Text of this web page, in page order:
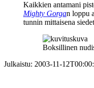
Kaikkien antamani
Mighty Gorgan loppu
tunnin mittaisena
Boksillinen
Julkaistu: 2003-11-